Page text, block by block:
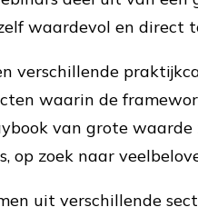
waardevol en direct
verschillende
waarin de
van grote
op zoek naar
uit verschillende